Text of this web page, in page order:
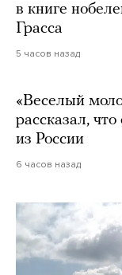
в книге
Грасса
5 часов назад
«Веселый
рассказал,
из России
6 часов назад